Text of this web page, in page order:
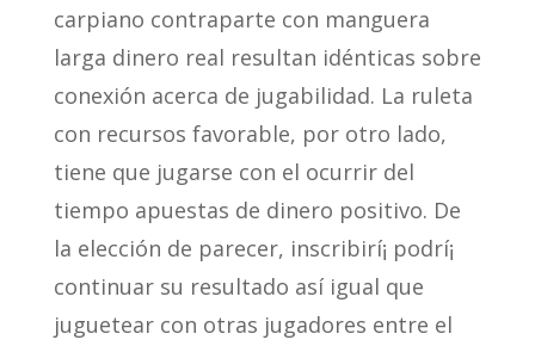
carpiano contraparte con manguera
larga dinero real resultan idénticas sobre
conexión acerca de jugabilidad. La ruleta
con recursos favorable, por otro lado,
tiene que jugarse con el ocurrir del
tiempo apuestas de dinero positivo. De
la elección de parecer, inscribirí¡ podrí¡
continuar su resultado así­ igual que
juguetear con otras jugadores entre el